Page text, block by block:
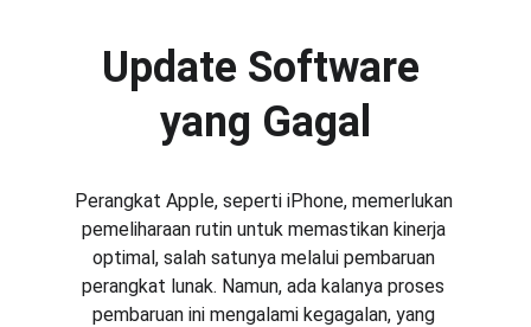
Update Software
yang Gagal
Perangkat Apple, seperti iPhone, memerlukan
pemeliharaan rutin untuk memastikan kinerja
optimal, salah satunya melalui pembaruan
perangkat lunak. Namun, ada kalanya proses
pembaruan ini mengalami kegagalan, yang